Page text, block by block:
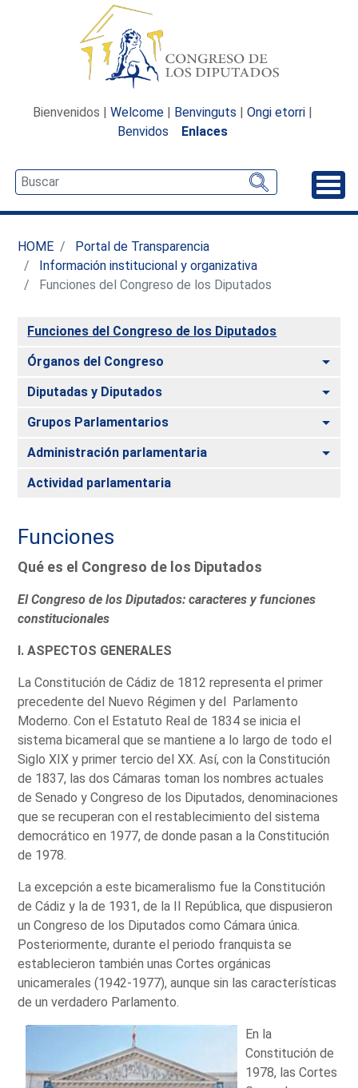
Bienvenidos | Welcome | Benvinguts | Ongi etorri |
Benvidos
Enlaces
HOME
Portal de Transparencia
Información institucional y organizativa
Funciones del Congreso de los Diputados
Funciones del Congreso de los Diputados
Órganos del Congreso
Diputadas y Diputados
Grupos Parlamentarios
Administración parlamentaria
Actividad parlamentaria
Funciones
Qué es el Congreso de los Diputados
El Congreso de los Diputados: caracteres y funciones
constitucionales
I. ASPECTOS GENERALES
La Constitución de Cádiz de 1812 representa el primer
precedente del Nuevo Régimen y del Parlamento
Moderno. Con el Estatuto Real de 1834 se inicia el
sistema bicameral que se mantiene a lo largo de todo el
Siglo XIX y primer tercio del XX. Así, con la Constitución
de 1837, las dos Cámaras toman los nombres actuales
de Senado y Congreso de los Diputados, denominaciones
que se recuperan con el restablecimiento del sistema
democrático en 1977, de donde pasan a la Constitución
de 1978.
La excepción a este bicameralismo fue la Constitución
de Cádiz y la de 1931, de la II República, que dispusieron
un Congreso de los Diputados como Cámara única.
Posteriormente, durante el periodo franquista se
establecieron también unas Cortes orgánicas
unicamerales (1942-1977), aunque sin las características
de un verdadero Parlamento.
En la
Constitución de
1978, las Cortes